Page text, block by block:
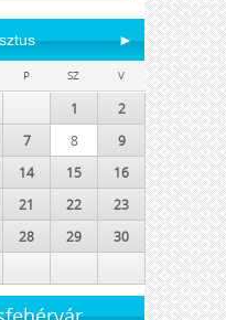
►
P SZ V
1
2
7 8
9
14 15
16
21 22
23
28 29
30